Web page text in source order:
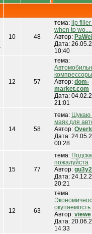
10 48
тема: lip
when to
Автор:
Дата:
10:40
12 57
тема:
Автор: dom-
market.com
Дата:
21:01
14 58
тема: Шукаю
маяк для
Автор:
Дата:
00:28
15 77
тема:
пожалуйста
Автор:
Дата:
20:21
12 63
тема:
окупаемость
Автор: viewe
Дата:
14:33